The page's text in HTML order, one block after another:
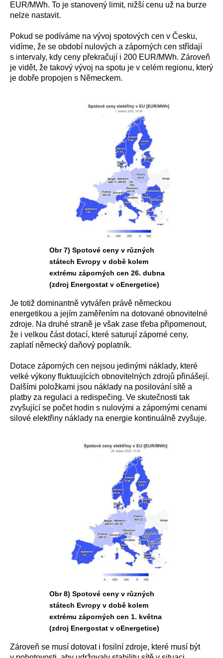
EUR/MWh. To je stanovený limit, nižší cenu už na burze
nelze nastavit.
Pokud se podíváme na vývoj spotových cen v Česku,
vidíme, že se období nulových a záporných cen střídají
s intervaly, kdy ceny překračují i 200 EUR/MWh. Zároveň
je vidět, že takový vývoj na spotu je v celém regionu, který
je dobře propojen s Německem.
Obr 7) Spotové ceny v různých
státech Evropy v době kolem
extrému záporných cen 26. dubna
(zdroj Energostat v oEnergetice)
Je totiž dominantně vytvářen právě německou
energetikou a jejím zaměřením na dotované obnovitelné
zdroje. Na druhé straně je však zase třeba připomenout,
že i velkou část dotací, které saturují záporné ceny,
zaplatí německý daňový poplatník.
Dotace záporných cen nejsou jedinými náklady, které
velké výkony fluktuujících obnovitelných zdrojů přinášejí.
Dalšími položkami jsou náklady na posilování sítě a
platby za regulaci a redispečing. Ve skutečnosti tak
zvyšující se počet hodin s nulovými a zápornými cenami
silové elektřiny náklady na energie kontinuálně zvyšuje.
Obr 8) Spotové ceny v různých
státech Evropy v době kolem
extrému záporných cen 1. května
(zdroj Energostat v oEnergetice)
Zároveň se musí dotovat i fosilní zdroje, které musí být